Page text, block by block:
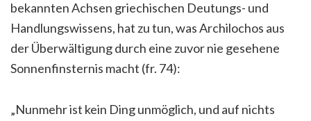
bekannten Achsen griechischen Deutungs- und
Handlungswissens, hat zu tun, was Archilochos aus
der Überwältigung durch eine zuvor nie gesehene
Sonnenfinsternis macht (fr. 74):
„Nunmehr ist kein Ding unmöglich, und auf nichts